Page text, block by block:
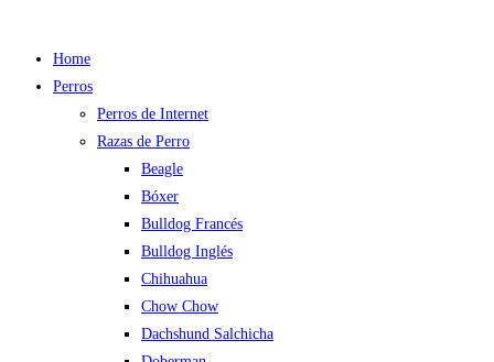
Home
Perros
Perros de Internet
Razas de Perro
Beagle
Bóxer
Bulldog Francés
Bulldog Inglés
Chihuahua
Chow Chow
Dachshund Salchicha